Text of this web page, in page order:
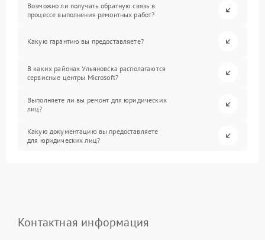
Возможно ли получать обратную связь в
процессе выполнения ремонтных работ?
Какую гарантию вы предоставляете?
В каких районах Ульяновска располагаются
сервисные центры Microsoft?
Выполняете ли вы ремонт для юридических
лиц?
Какую документацию вы предоставляете
для юридических лиц?
Контактная информация